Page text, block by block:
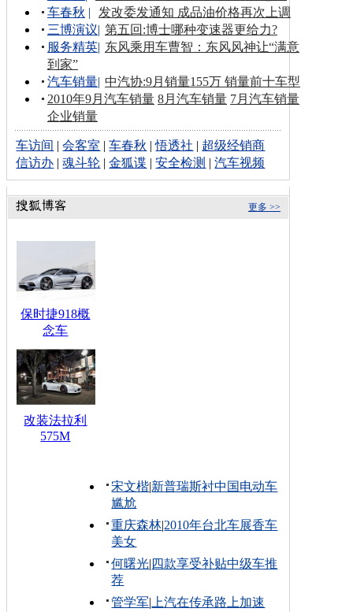
车春秋 |
发改委发通知 成品油价格再次上调
三博演议| 第五回:博士哪种变速器更给力?
服务精英| 东风乘用车曹智：东风风神让“满意
到家”
汽车销量| 中汽协:9月销量155万 销量前十车型
2010年9月汽车销量 8月汽车销量 7月汽车销量
企业销量
车访间 |会客室 |车春秋 |悟透社 | 超级经销商
信访办 |魂斗轮 |金狐谍 |安全检测 |汽车视频
更多 >>
保时捷918概
念车
改装法拉利
575M
宋文楷|新普瑞斯衬中国电动车
尴尬
重庆森林|2010年台北车展香车
美女
何曙光| 四款享受补贴中级车推
荐
管学军| 上汽在传承路上加速